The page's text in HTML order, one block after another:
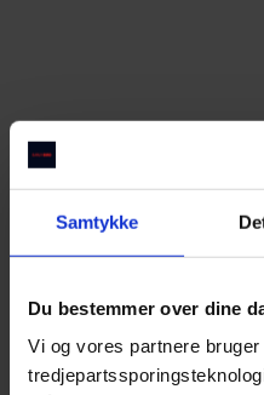
Samtykke
Du bestemmer over dine
Vi og vores partnere bruger